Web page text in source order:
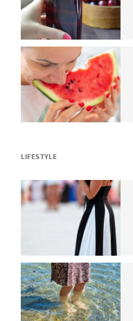
LIFESTYLE